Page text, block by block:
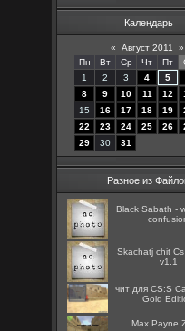
Календарь
« Август 2011
»
Пн
Вт Ср Чт Пт
1
2 3 4 5
8
9 10 11 12
15
16 17 18 19
22
23 24 25 26
29
30 31
Разное из
Black Sabath -
Skachatj chit
v1.1
чит для CS:S
Gold
Max Payne